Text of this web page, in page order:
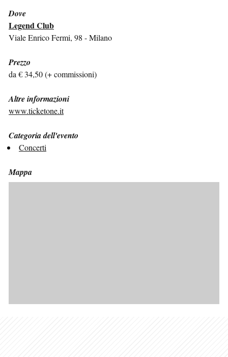
Dove
Legend Club
Viale Enrico Fermi, 98 - Milano
Prezzo
da € 34,50 (+ commissioni)
Altre informazioni
www.ticketone.it
Categoria dell'evento
Concerti
Mappa